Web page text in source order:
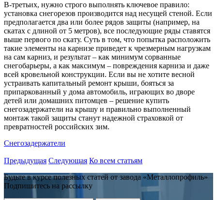
В-третьих, нужно строго выполнять ключевое правило:
установка снегорезов производится над несущей стеной. Если
предполагается два или более рядов защиты (например, на
скатах с длиной от 5 метров), все последующие ряды ставятся
выше первого по скату. Суть в том, что попытка расположить
такие элементы на карнизе приведет к чрезмерным нагрузкам
на сам карниз, и результат – как минимум сорванные
снегобарьеры, а как максимум – повреждения карниза и даже
всей кровельной конструкции. Если вы не хотите весной
устраивать капитальный ремонт крыши, бояться за
припаркованный у дома автомобиль, играющих во дворе
детей или домашних питомцев – решение купить
снегозадержатели на крышу и правильно выполненный
монтаж такой защиты станут надежной страховкой от
превратностей российских зим.
Снегозадержатели
Предыдущая Следующая Ко всем статьям
Будьте в курсе полезных статей от завода «Металлопрофиль»
Подпишитесь на рассылку